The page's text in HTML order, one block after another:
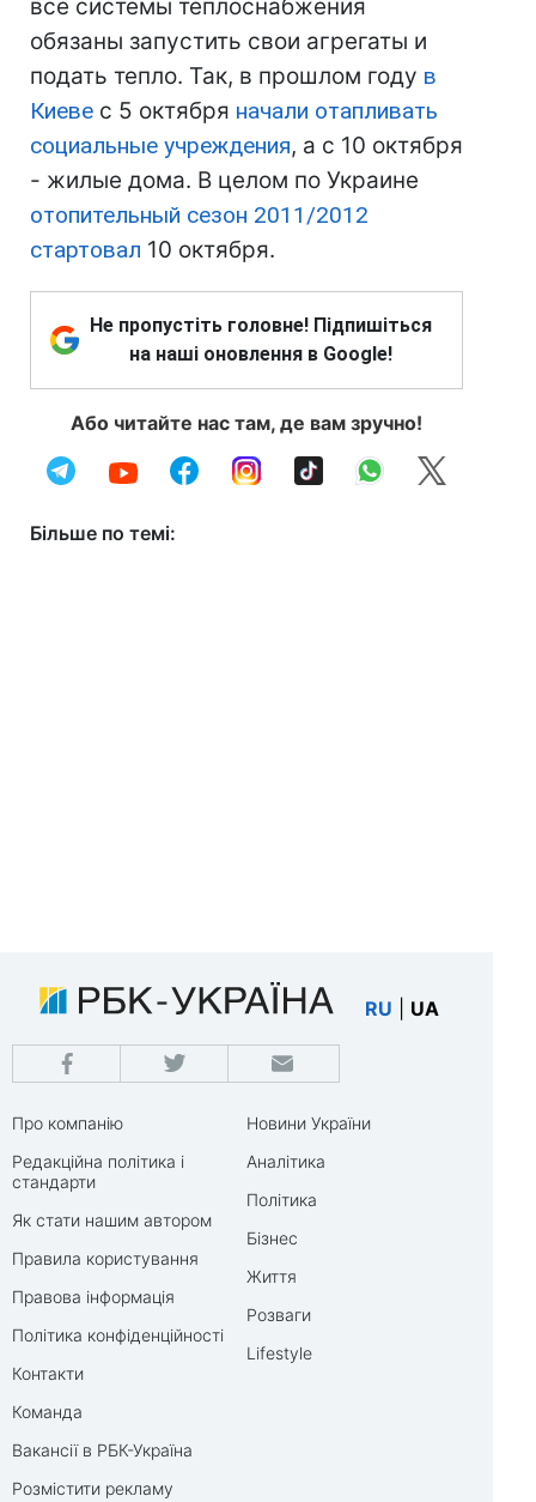
все системы теплоснабжения
обязаны запустить свои агрегаты и
подать тепло. Так, в прошлом году в
Киеве с 5 октября начали отапливать
социальные учреждения, а с 10 октября
- жилые дома. В целом по Украине
отопительный сезон 2011/2012
стартовал 10 октября.
Не пропустіть головне! Підпишіться
на наші оновлення в Google!
Або читайте нас там, де вам зручно!
Більше по темі:
RU UA
Про компанію
Редакційна політика і
стандарти
Як стати нашим автором
Правила користування
Правова інформація
Політика конфіденційності
Контакти
Команда
Вакансії в РБК-Україна
Розмістити рекламу
Новини України
Аналітика
Політика
Бізнес
Життя
Розваги
Lifestyle